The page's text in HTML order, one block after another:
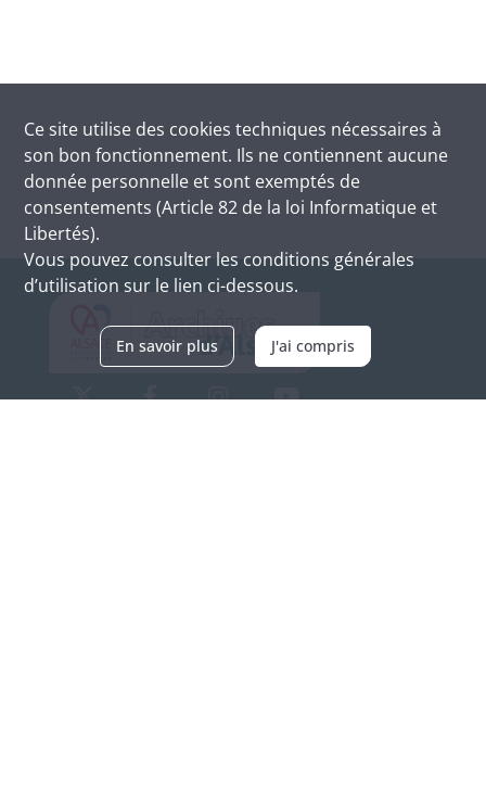
Ce site utilise des cookies techniques nécessaires à
son bon fonctionnement. Ils ne contiennent aucune
donnée personnelle et sont exemptés de
consentements (Article 82 de la loi Informatique et
Libertés).
Vous pouvez consulter les conditions générales
d’utilisation sur le lien ci-dessous.
En savoir plus J'ai compris